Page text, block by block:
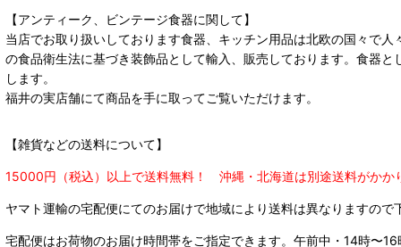
【アンティーク、ビンテージ食器に関して】
当店でお取り扱いしております食器、キッチン用品は北欧の国々で
の食品衛生法に基づき装飾品として輸入、販売しております。食器
します。
福井の実店舗にて商品を手に取ってご覧いただけます。
【雑貨などの送料について】
15000円（税込）以上で送料無料！ 沖縄・北海道は別途送料がかか
ヤマト運輸の宅配便にてのお届けで地域により送料は異なりますので
宅配便はお荷物のお届け時間帯をご指定できます。 午前中・14時〜